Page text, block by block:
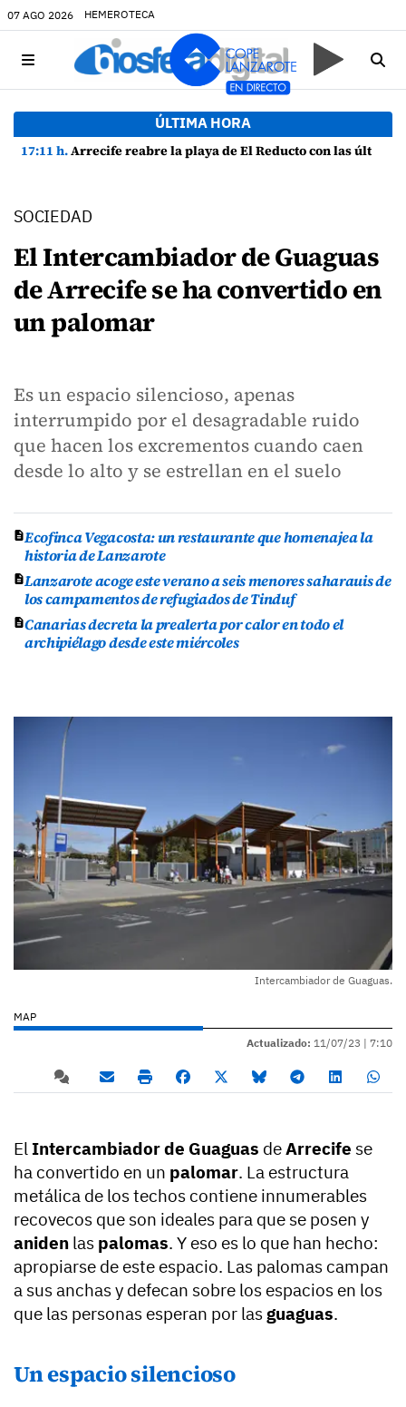
07 AGO 2026 HEMEROTECA
ÚLTIMA HORA
17:11 h.Arrecife reabre la playa de El Reducto con las últimas analíticas mostrando "una buena calidad de las aguas para el baño"
SOCIEDAD
El Intercambiador de Guaguas
de Arrecife se ha convertido en
un palomar
Es un espacio silencioso, apenas
interrumpido por el desagradable ruido
que hacen los excrementos cuando caen
desde lo alto y se estrellan en el suelo
Ecofinca Vegacosta: un restaurante que homenajea la
historia de Lanzarote
Lanzarote acoge este verano a seis menores saharauis de
los campamentos de refugiados de Tinduf
Canarias decreta la prealerta por calor en todo el
archipiélago desde este miércoles
Intercambiador de Guaguas.
MAP
Actualizado: 11/07/23 | 7:10
El Intercambiador de Guaguas deArrecife se
ha convertido en un palomar. La estructura
metálica de los techos contiene innumerables
recovecos que son ideales para que se posen y
aniden las palomas. Y eso es lo que han hecho:
apropiarse de este espacio. Las palomas campan
a sus anchas y defecan sobre los espacios en los
que las personas esperan por las guaguas.
Un espacio silencioso